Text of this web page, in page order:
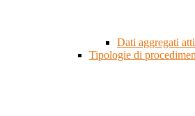
Dati aggregati
Tipologie di